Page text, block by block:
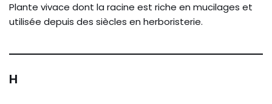
Plante vivace dont la racine est riche en mucilages et
utilisée depuis des siècles en herboristerie.
H